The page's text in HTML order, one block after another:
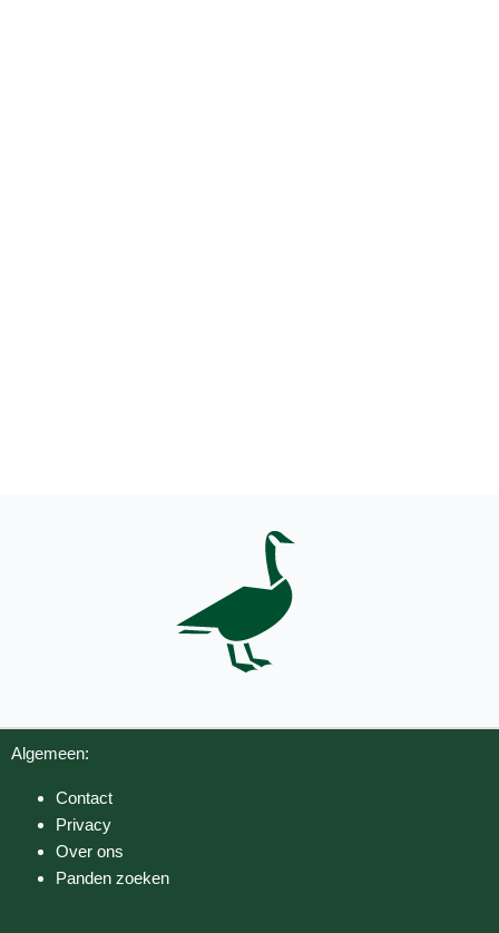
Algemeen:
Contact
Privacy
Over ons
Panden zoeken